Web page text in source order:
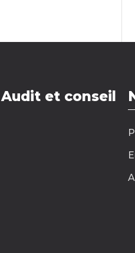
Audit et conseil